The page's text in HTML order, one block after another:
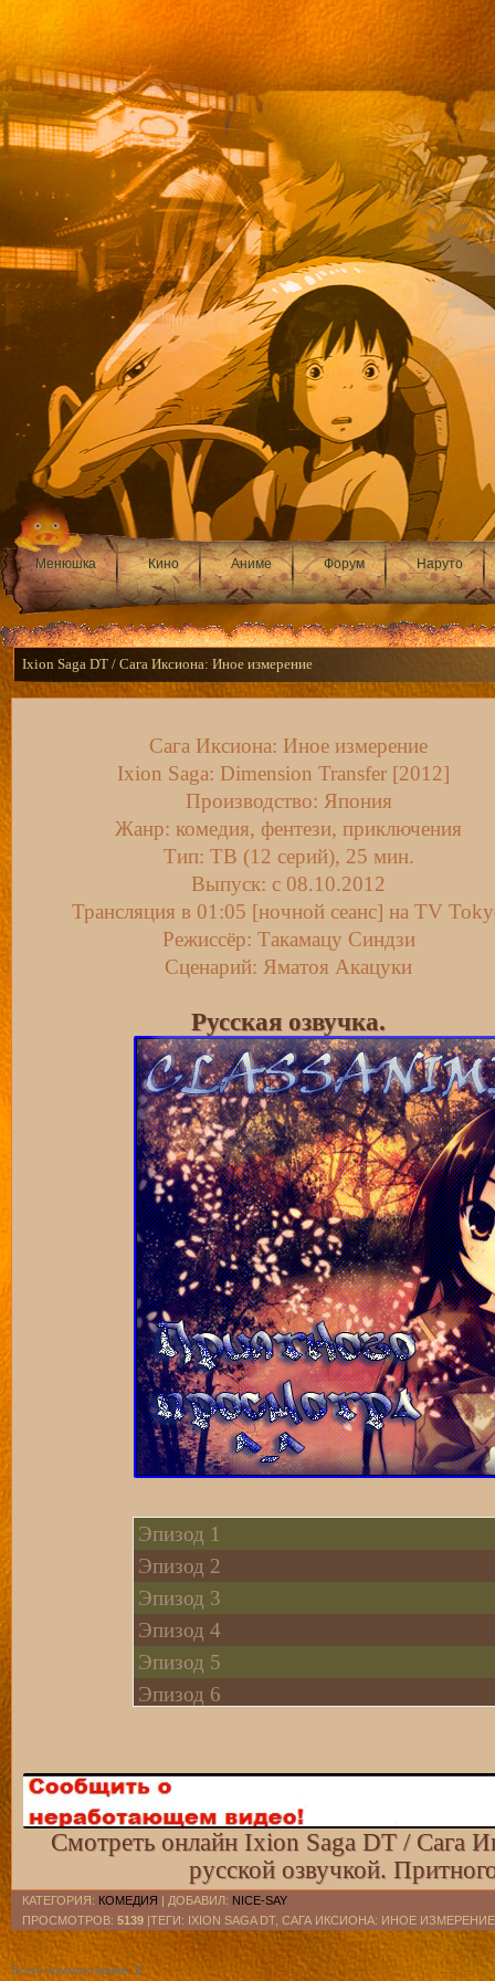
Менюшка Кино Аниме Форум Наруто
Ixion Saga DT / Сага Иксиона: Иное измерение
Сага Иксиона: Иное измерение
Ixion Saga: Dimension Transfer [2012]
Производство: Япония
Жанр: комедия, фентези, приключения
Тип: ТВ (12 серий), 25 мин.
Выпуск: c 08.10.2012
Трансляция в 01:05 [ночной сеанс] на TV
Режиссёр: Такамацу Синдзи
Сценарий: Яматоя Акацуки
Русская озвучка.
Эпизод 1
Эпизод 2
Эпизод 3
Эпизод 4
Эпизод 5
Эпизод 6
Эпизод 9
Эпизод 10
Эпизод 11
Эпизод 12
Эпизод 13
Эпизод 14
Смотреть онлайн Ixion Saga DT / Сага
русской озвучкой.
КАТЕГОРИЯ: КОМЕДИЯ | ДОБАВИЛ: NICE-SAY
ПРОСМОТРОВ: 5139 |ТЕГИ: IXION SAGA DT, САГА ИКСИОНА: ИНОЕ
Всего комментариев:2